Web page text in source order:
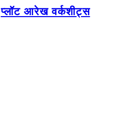
प्लॉट आरेख वर्कशीट्स